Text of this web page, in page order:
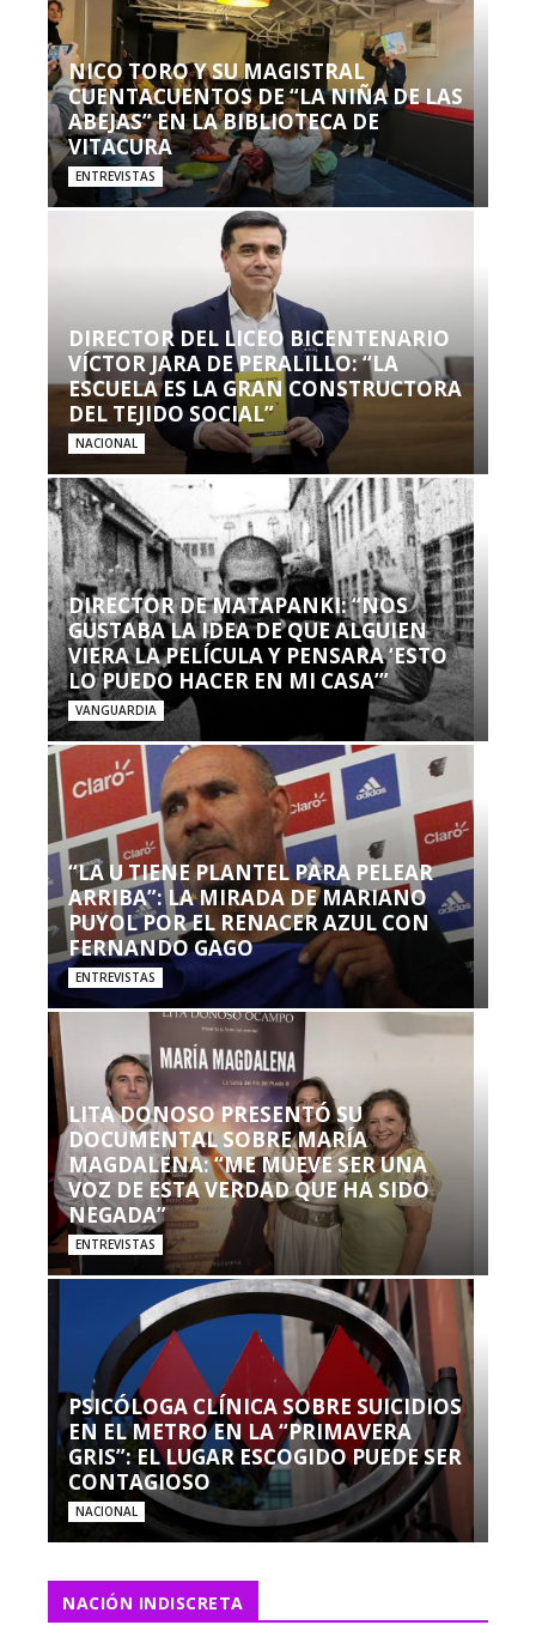
NICO TORO Y SU MAGISTRAL
CUENTACUENTOS DE “LA NIÑA DE LAS
ABEJAS” EN LA BIBLIOTECA DE
VITACURA
ENTREVISTAS
DIRECTOR DEL LICEO BICENTENARIO
VÍCTOR JARA DE PERALILLO: “LA
ESCUELA ES LA GRAN CONSTRUCTORA
DEL TEJIDO SOCIAL”
NACIONAL
DIRECTOR DE MATAPANKI: “NOS
GUSTABA LA IDEA DE QUE ALGUIEN
VIERA LA PELÍCULA Y PENSARA ‘ESTO
LO PUEDO HACER EN MI CASA’”
VANGUARDIA
“LA U TIENE PLANTEL PARA PELEAR
ARRIBA”: LA MIRADA DE MARIANO
PUYOL POR EL RENACER AZUL CON
FERNANDO GAGO
ENTREVISTAS
LITA DONOSO PRESENTÓ SU
DOCUMENTAL SOBRE MARÍA
MAGDALENA: “ME MUEVE SER UNA
VOZ DE ESTA VERDAD QUE HA SIDO
NEGADA”
ENTREVISTAS
PSICÓLOGA CLÍNICA SOBRE SUICIDIOS
EN EL METRO EN LA “PRIMAVERA
GRIS”: EL LUGAR ESCOGIDO PUEDE SER
CONTAGIOSO
NACIONAL
NACIÓN INDISCRETA